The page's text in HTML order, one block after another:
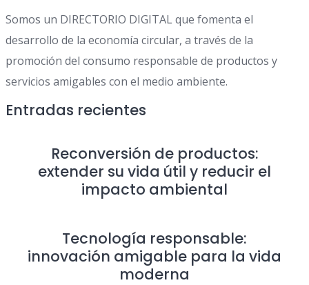
Somos un DIRECTORIO DIGITAL que fomenta el
desarrollo de la economía circular, a través de la
promoción del consumo responsable de productos y
servicios amigables con el medio ambiente.
Entradas recientes
Reconversión de productos:
extender su vida útil y reducir el
impacto ambiental
Tecnología responsable:
innovación amigable para la vida
moderna